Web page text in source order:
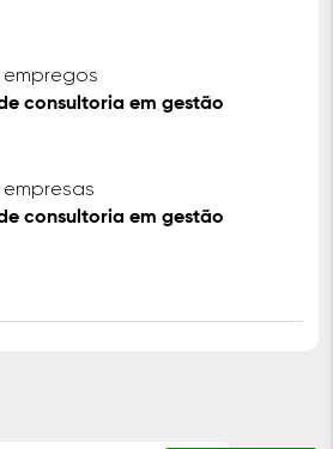
empregos
consultoria em gestão
consultoria em gestão